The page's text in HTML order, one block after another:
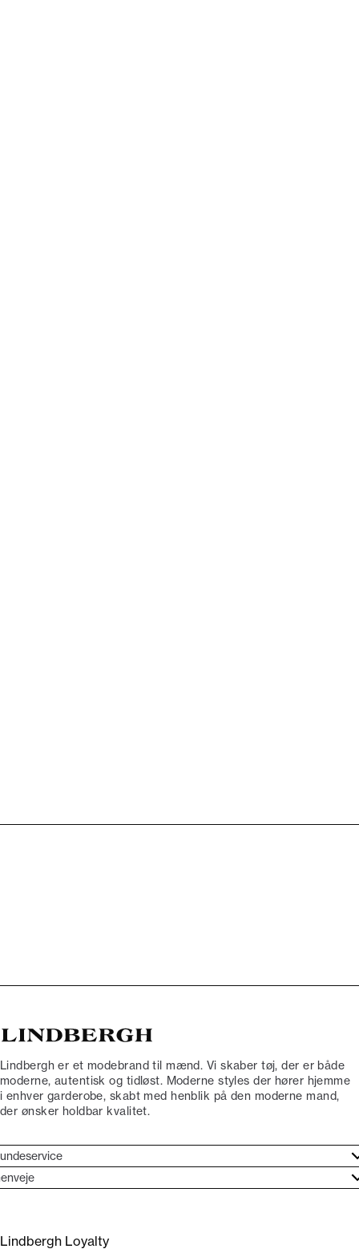
Lindbergh er et modebrand til mænd. Vi skaber tøj, der er både
moderne, autentisk og tidløst. Moderne styles der hører hjemme
i enhver garderobe, skabt med henblik på den moderne mand,
der ønsker holdbar kvalitet.
dit køb
Lindbergh Ambassadør
Lindbergh Loyalty